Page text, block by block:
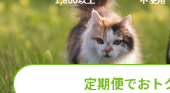
定期便でおト